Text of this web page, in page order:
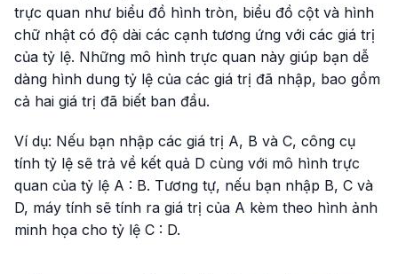
trực quan như biểu đồ hình tròn, biểu đồ cột và hình
chữ nhật có độ dài các cạnh tương ứng với các giá trị
của tỷ lệ. Những mô hình trực quan này giúp bạn dễ
dàng hình dung tỷ lệ của các giá trị đã nhập, bao gồm
cả hai giá trị đã biết ban đầu.
Ví dụ: Nếu bạn nhập các giá trị A, B và C, công cụ
tính tỷ lệ sẽ trả về kết quả D cùng với mô hình trực
quan của tỷ lệ A : B. Tương tự, nếu bạn nhập B, C và
D, máy tính sẽ tính ra giá trị của A kèm theo hình ảnh
minh họa cho tỷ lệ C : D.